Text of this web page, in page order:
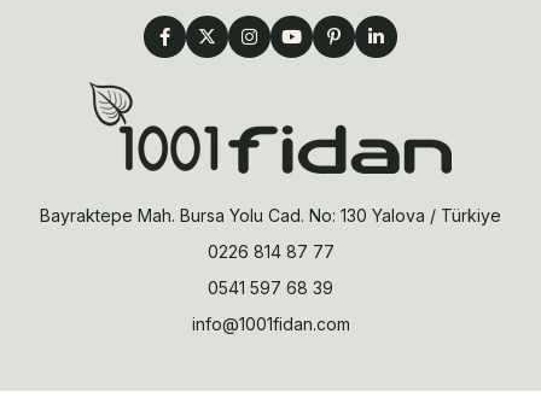
Bayraktepe Mah. Bursa Yolu Cad. No: 130 Yalova / Türkiye
0226 814 87 77
0541 597 68 39
info@1001fidan.com